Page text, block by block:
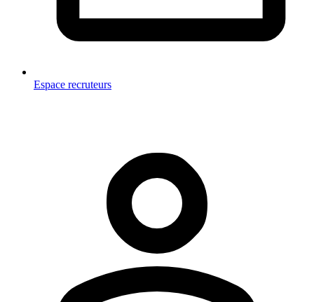
Espace recruteurs